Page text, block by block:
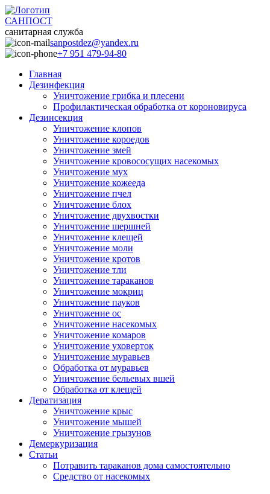
САНПОСТ
санитарная служба
sanpostdez@yandex.ru
+7 951 479-94-80
Главная
Дезинфекция
Уничтожение грибка и плесени
Профилактическая обработка от короновируса
Дезинсекция
Уничтожение клопов
Уничтожение короедов
Уничтожение змей
Уничтожение кровососущих насекомых
Уничтожение мух
Уничтожение кожееда
Уничтожение пчел
Уничтожение блох
Уничтожение двухвостки
Уничтожение шершней
Уничтожение клещей
Уничтожение моли
Уничтожение кротов
Уничтожение тли
Уничтожение тараканов
Уничтожение мокриц
Уничтожение пауков
Уничтожение ос
Уничтожение насекомых
Уничтожение комаров
Уничтожение уховерток
Уничтожение муравьев
Обработка от муравьев
Уничтожение бельевых вшей
Обработка от клещей
Дератизация
Уничтожение крыс
Уничтожение мышей
Уничтожение грызунов
Демеркуризация
Статьи
Потравить тараканов дома самостоятельно
Средство от насекомых